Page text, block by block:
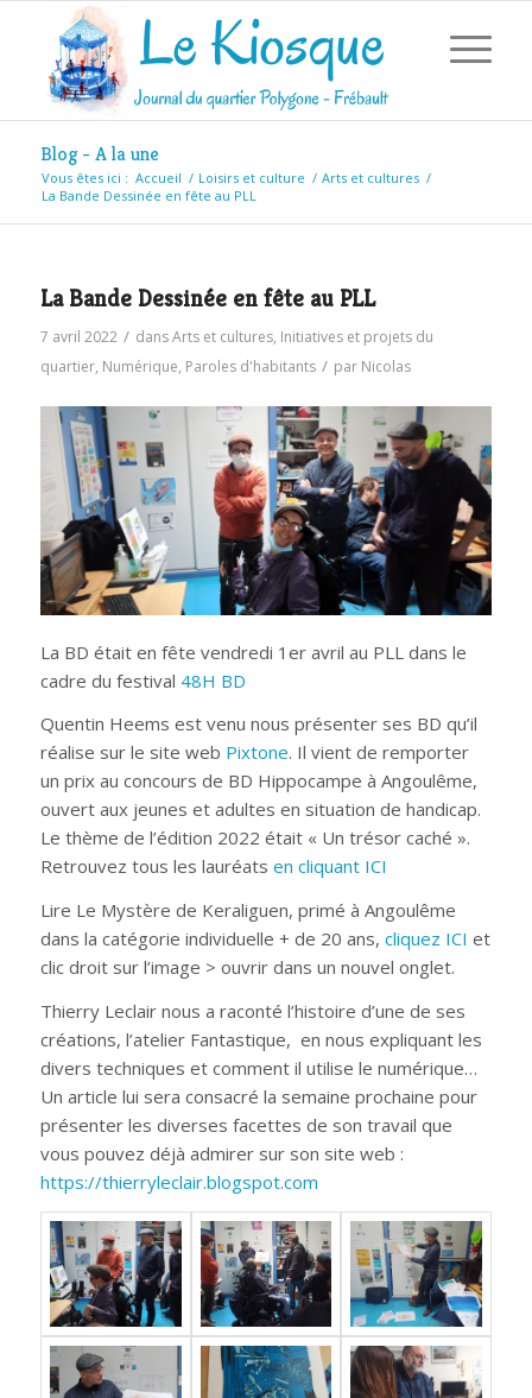
Blog - A la une
Vous êtes ici : Accueil / Loisirs et culture / Arts et cultures /
La Bande Dessinée en fête au PLL
La Bande Dessinée en fête au PLL
7 avril 2022 / dansArts et cultures, Initiatives et projets du
quartier, Numérique, Paroles d'habitants / par Nicolas
La BD était en fête vendredi 1er avril au PLL dans le
cadre du festival 48H BD
Quentin Heems est venu nous présenter ses BD qu’il
réalise sur le site web Pixtone. Il vient de remporter
un prix au concours de BD Hippocampe à Angoulême,
ouvert aux jeunes et adultes en situation de handicap.
Le thème de l’édition 2022 était « Un trésor caché ».
Retrouvez tous les lauréats en cliquant ICI
Lire Le Mystère de Keraliguen, primé à Angoulême
dans la catégorie individuelle + de 20 ans, cliquez ICI et
clic droit sur l’image > ouvrir dans un nouvel onglet.
Thierry Leclair nous a raconté l’histoire d’une de ses
créations, l’atelier Fantastique, en nous expliquant les
divers techniques et comment il utilise le numérique…
Un article lui sera consacré la semaine prochaine pour
présenter les diverses facettes de son travail que
vous pouvez déjà admirer sur son site web :
https://thierryleclair.blogspot.com